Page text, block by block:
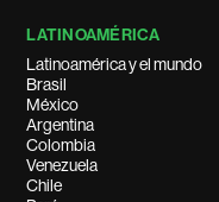
LATINOAMÉRICA
Latinoamérica y el mundo
Brasil
México
Argentina
Colombia
Venezuela
Chile